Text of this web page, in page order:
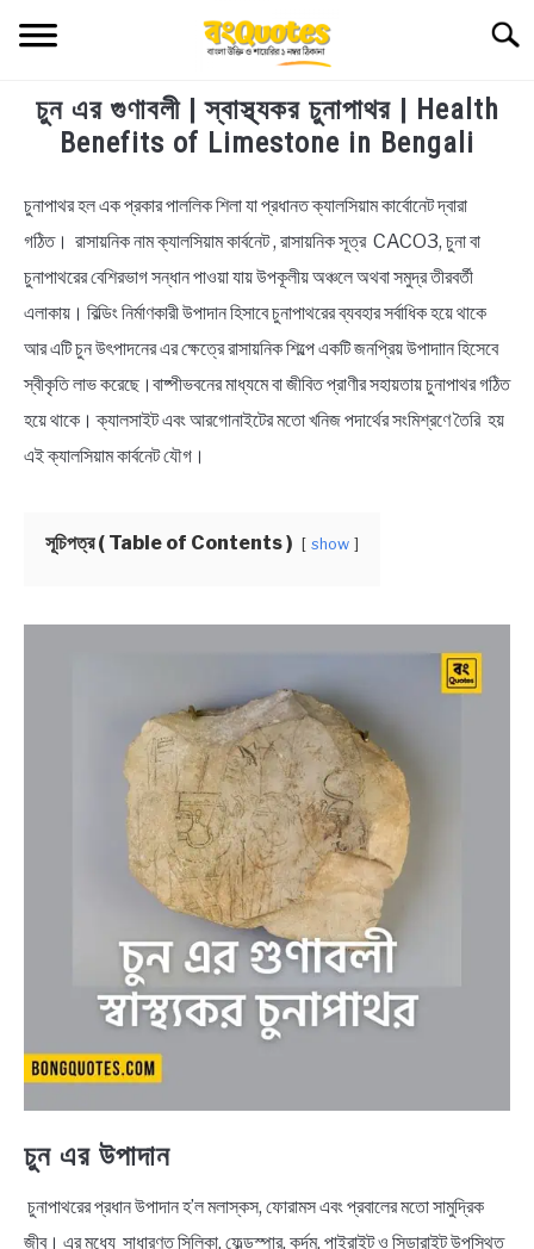
TECHNOLOGY
BIOGRAPHY
EDUCATIONAL
BENGALI WISHES
QUOTES & CAPTIONS
BENGALI STORIES
চুন এর গুণাবলী | স্বাস্থ্যকর চুনাপাথর | Health
Benefits of Limestone in Bengali
in
Health
Lifestyle
চুনাপাথর হল এক প্রকার পাললিক শিলা যা প্রধানত ক্যালসিয়াম কার্বোনেট দ্বারা
গঠিত। রাসায়নিক নাম ক্যালসিয়াম কার্বনেট , রাসায়নিক সূত্র CACO3, চুনা বা
চুনাপাথরের বেশিরভাগ সন্ধান পাওয়া যায় উপকূলীয় অঞ্চলে অথবা সমুদ্র তীরবর্তী
এলাকায়। বিল্ডিং নির্মাণকারী উপাদান হিসাবে চুনাপাথরের ব্যবহার সর্বাধিক হয়ে থাকে
আর এটি চুন উৎপাদনের এর ক্ষেত্রে রাসায়নিক শিল্পে একটি জনপ্রিয় উপাদাান হিসেবে
স্বীকৃতি লাভ করেছে।বাষ্পীভবনের মাধ্যমে বা জীবিত প্রাণীর সহায়তায় চুনাপাথর গঠিত
হয়ে থাকে। ক্যালসাইট এবং আরগোনাইটের মতো খনিজ পদার্থের সংমিশ্রণে তৈরি হয়
এই ক্যালসিয়াম কার্বনেট যৌগ।
সূচিপত্র ( Table of Contents ) show
চুন এর উপাদান
চুনাপাথরের প্রধান উপাদান হ’ল মলাস্কস, ফোরামস এবং প্রবালের মতো সামুদ্রিক
জীব। এর মধ্যে সাধারণত সিলিকা, ফেল্ডস্পার, কর্দম, পাইরাইট ও সিডারাইট উপস্থিত